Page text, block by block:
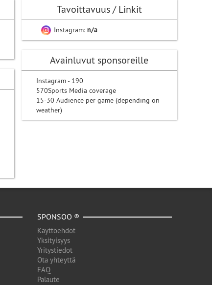
Tavoittavuus / Linkit
Instagram:n/a
Avainluvut sponsoreille
Instagram - 190
570Sports Media coverage
15-30 Audience per game (depending on
weather)
SPONSOO ®
Käyttöehdot
Yksityisyys
Yritystiedot
Ota yhteyttä
FAQ
Palaute